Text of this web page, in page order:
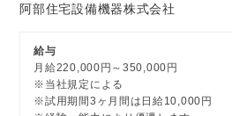
阿部住宅設備機器株式会社
給与
月給220,000円～350,000円
※当社規定による
※試用期間3ヶ月間は日給10,000円